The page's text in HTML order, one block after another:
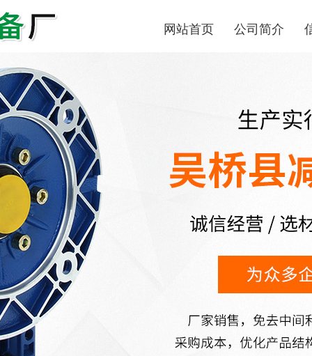
网站首页 公司简介